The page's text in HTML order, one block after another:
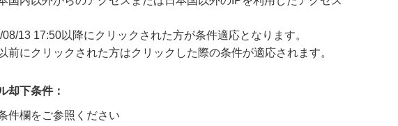
08/13 17:50以降にクリックされた方が条件適応となります。
前にクリックされた方はクリックした際の条件が適応されます。
却下条件：
件欄をご参照ください